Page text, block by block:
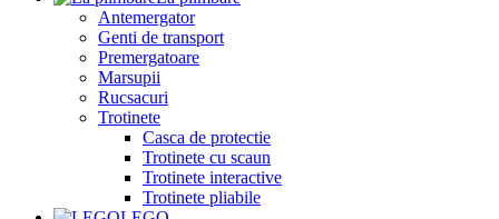
Antemergator
Genti de transport
Premergatoare
Marsupii
Rucsacuri
Trotinete
Casca de protectie
Trotinete cu scaun
Trotinete interactive
Trotinete pliabile